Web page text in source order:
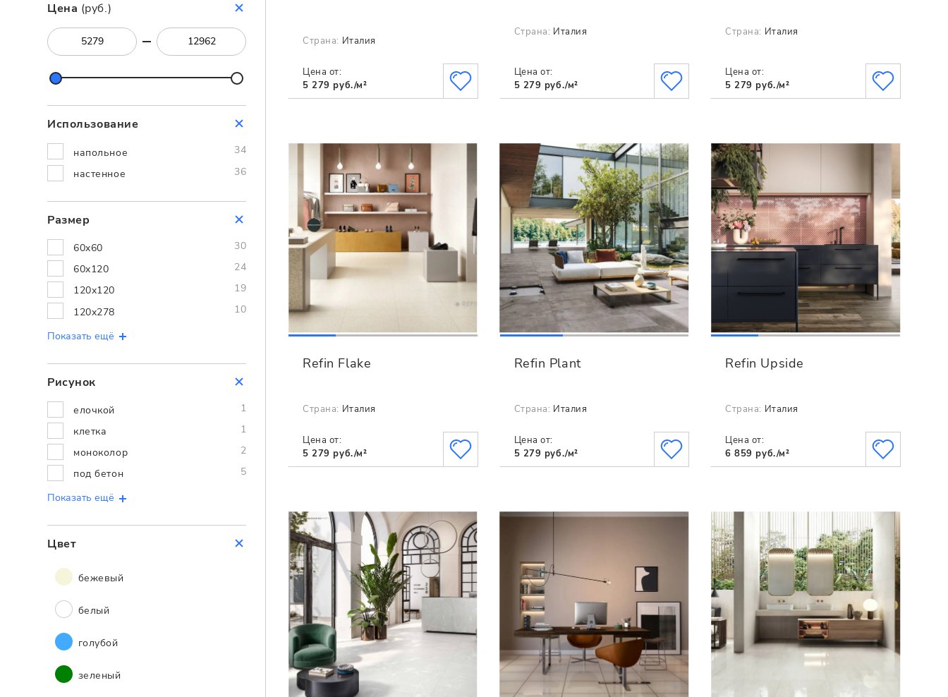
Цена (руб.)
Использование
напольное
34
настенное
36
Размер
60x60
30
60x120
24
120x120
19
120x278
10
Показать ещё
Рисунок
елочкой
1
клетка
1
моноколор
2
под бетон
5
Показать ещё
Цвет
бежевый
белый
голубой
зеленый
Страна: Италия
Цена от:
5 279 руб./м²
Страна: Италия
Цена от:
5 279 руб./м²
Страна: Италия
Цена от:
5 279 руб./м²
Refin Flake
Страна: Италия
Цена от:
5 279 руб./м²
Refin Plant
Страна: Италия
Цена от:
5 279 руб./м²
Refin Upside
Страна: Италия
Цена от:
6 859 руб./м²